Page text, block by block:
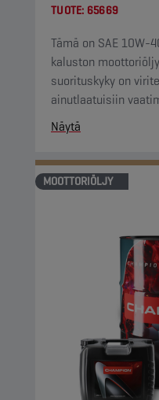
TUOTE: 65669
Tämä on SAE 10W-
kaluston
suorituskyky on
ainutlaatuisiin
Näytä
MOOTTORIÖLJY